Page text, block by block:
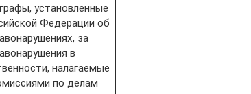
установленные
Федерации об
за
в
налагаемые
по делам